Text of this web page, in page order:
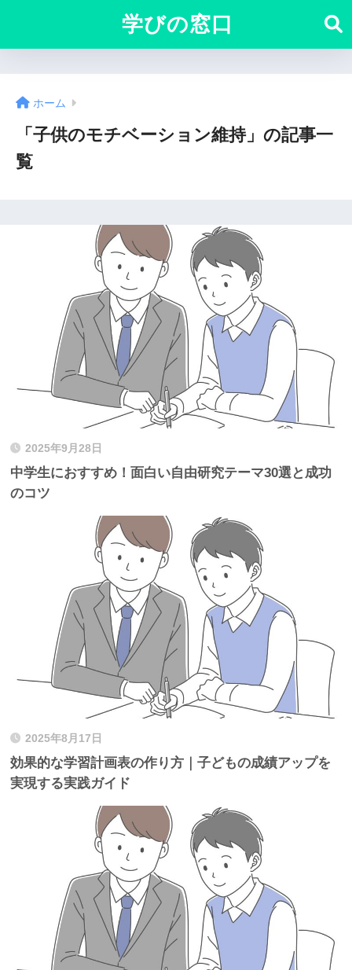
学びの窓口
ホーム
「子供のモチベーション維持」の記事一
覧
2025年9月28日
中学生におすすめ！面白い自由研究テーマ30選と成功
のコツ
2025年8月17日
効果的な学習計画表の作り方｜子どもの成績アップを
実現する実践ガイド